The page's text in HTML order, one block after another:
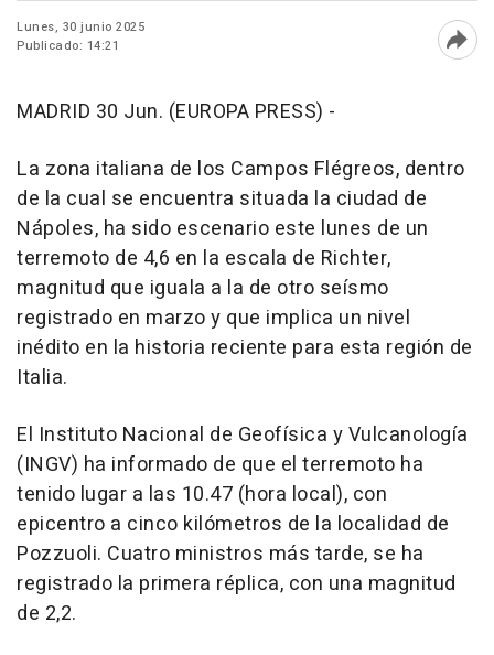
Lunes, 30 junio 2025
Publicado: 14:21
MADRID 30 Jun. (EUROPA PRESS) -
La zona italiana de los Campos Flégreos, dentro
de la cual se encuentra situada la ciudad de
Nápoles, ha sido escenario este lunes de un
terremoto de 4,6 en la escala de Richter,
magnitud que iguala a la de otro seísmo
registrado en marzo y que implica un nivel
inédito en la historia reciente para esta región de
Italia.
El Instituto Nacional de Geofísica y Vulcanología
(INGV) ha informado de que el terremoto ha
tenido lugar a las 10.47 (hora local), con
epicentro a cinco kilómetros de la localidad de
Pozzuoli. Cuatro ministros más tarde, se ha
registrado la primera réplica, con una magnitud
de 2,2.